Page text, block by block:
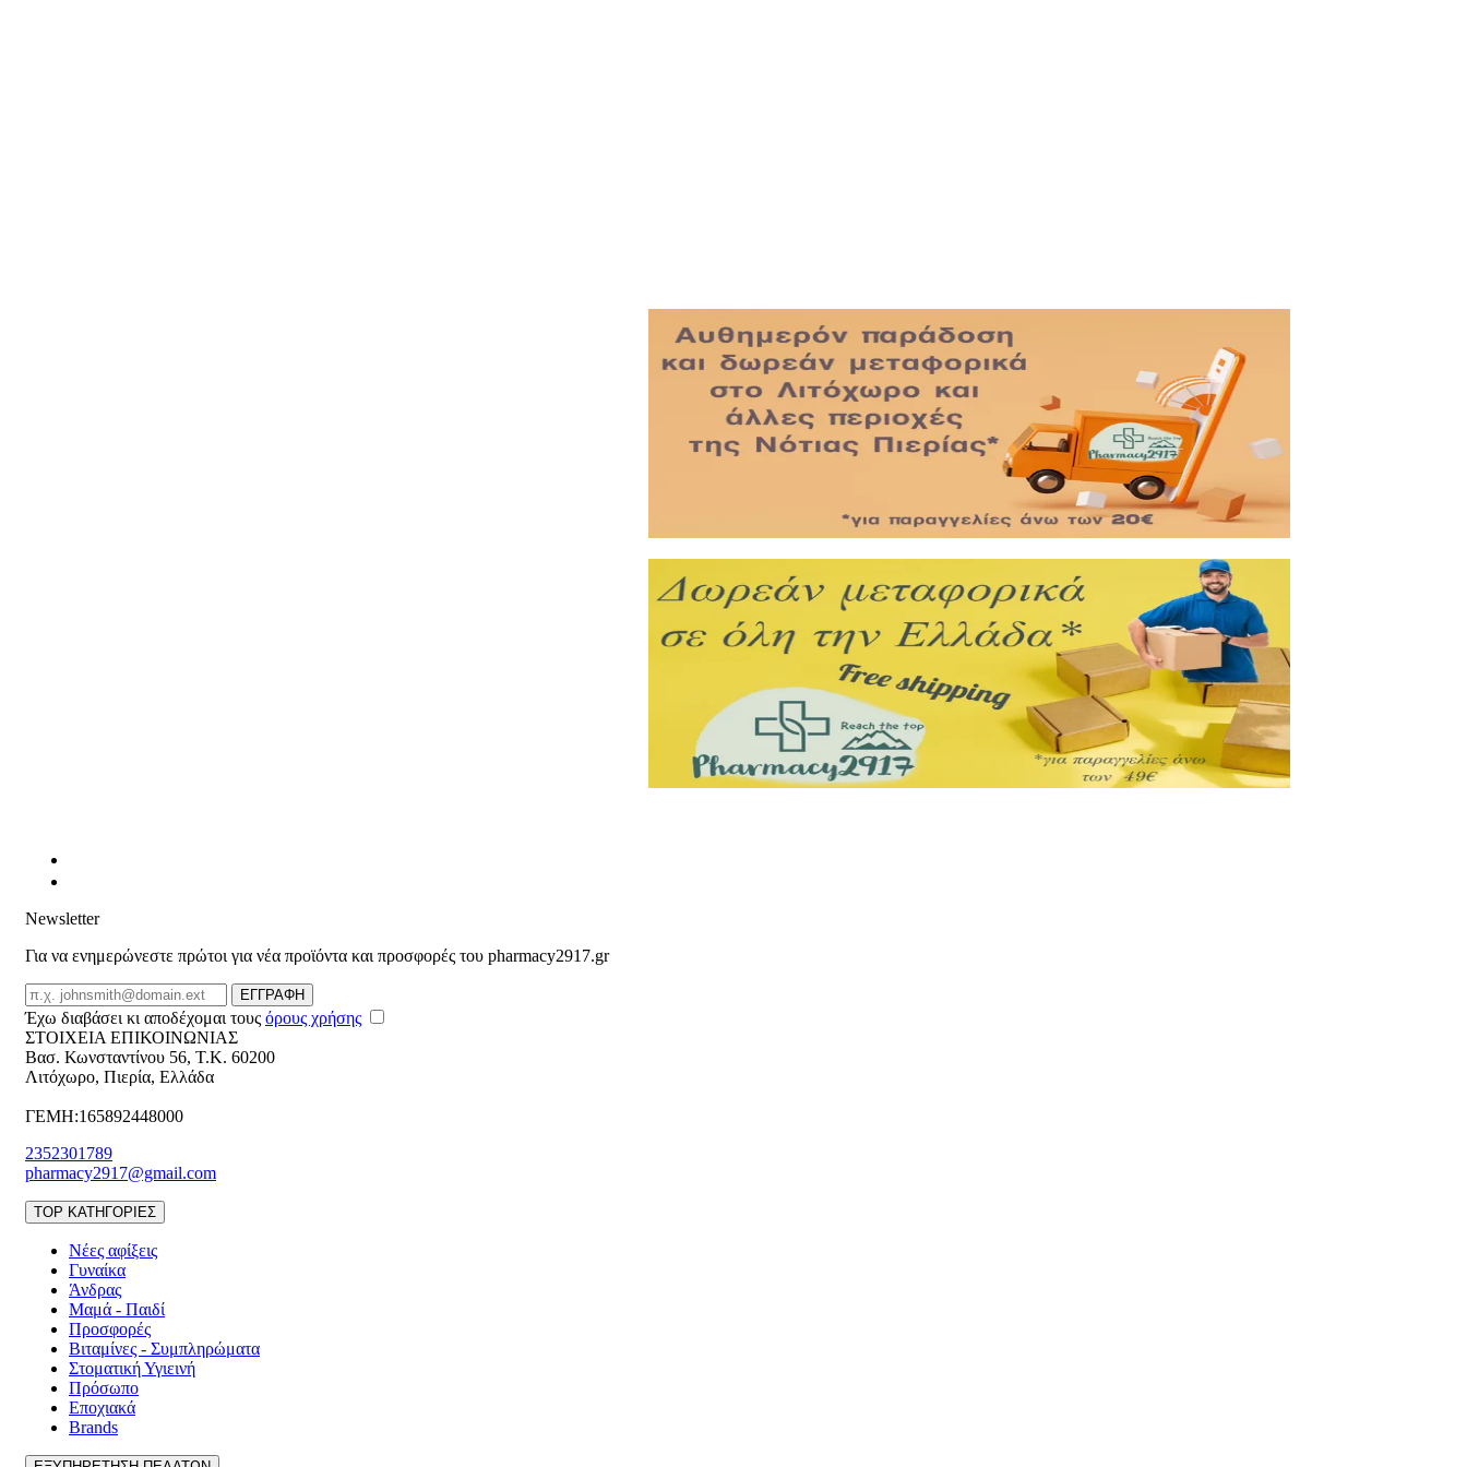
Newsletter
Για να ενημερώνεστε πρώτοι για νέα προϊόντα και προσφορές του pharmacy2917.gr
Email
ΕΓΓΡΑΦΗ
Έχω διαβάσει κι αποδέχομαι τους όρους χρήσης
ΣΤΟΙΧΕΙΑ ΕΠΙΚΟΙΝΩΝΙΑΣ
Βασ. Κωνσταντίνου 56, T.K. 60200
Λιτόχωρο, Πιερία, Ελλάδα
ΓΕΜΗ:165892448000
2352301789
pharmacy2917@gmail.com
TOP ΚΑΤΗΓΟΡΙΕΣ
Νέες αφίξεις
Γυναίκα
Άνδρας
Μαμά - Παιδί
Προσφορές
Βιταμίνες - Συμπληρώματα
Στοματική Υγιεινή
Πρόσωπο
Εποχιακά
Brands